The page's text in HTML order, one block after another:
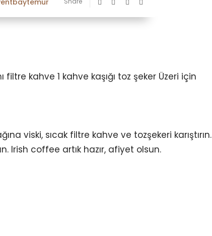
kahve 1 kahve kaşığı toz şeker Üzeri için
viski, sıcak filtre kahve ve tozşekeri karıştırın.
Irish coffee artık hazır, afiyet olsun.